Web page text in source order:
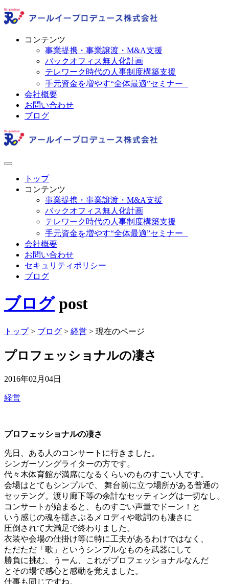
コンテンツ
事業提携・事業譲渡・M&A支援
バックオフィス無人化計画
テレワーク時代の人事制度構築支援
手元資金を増やす“全体最適”セミナー
会社概要
お問い合わせ
ブログ
トップ
コンテンツ
事業提携・事業譲渡・M&A支援
バックオフィス無人化計画
テレワーク時代の人事制度構築支援
手元資金を増やす“全体最適”セミナー
会社概要
お問い合わせ
セキュリティポリシー
ブログ
ブログ post
トップ> ブログ > 経営 > 現在のページ
プロフェッショナルの凄さ
2016年02月04日
経営
プロフェッショナルの凄さ
先日、ある人のコンサートに行きました。
シンガーソングライターの方です。
代々木体育館が満席になるくらいのものすごい人です。
会場はとてもシンプルで、 舞台前に立つ場所がある普通の
セッテング。渡り廊下等の余計なセッティングは一切なし。
コンサートが始まると、ものすごい声量でドーン！と
いう感じの魂を揺さぶるメロディや歌詞のも凄さに
圧倒されて大満足で終わりました。
衣装や会場の仕掛け等に特に工夫があるわけではなく、
ただただ「歌」というシンプルなものを武器にして
勝負に挑む、うーん、これがプロフェッショナルなんだ
とその場で感心と感動を覚えました。
仕事も同じですね。